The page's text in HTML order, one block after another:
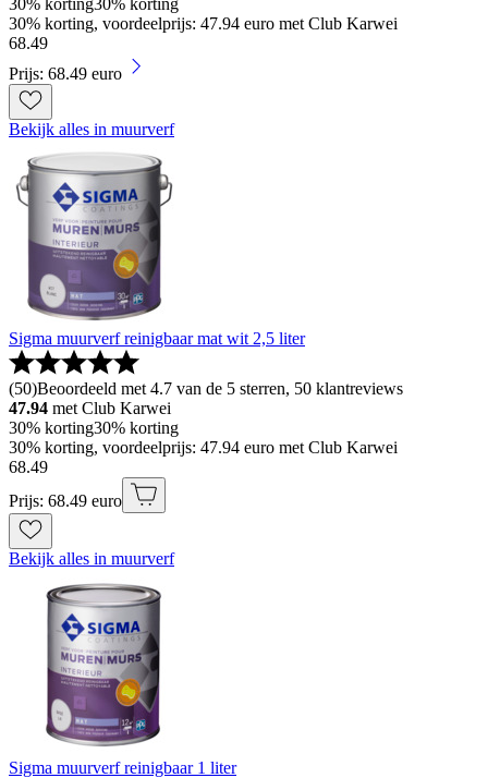
30% korting30% korting
30% korting, voordeelprijs: 47.94 euro met Club Karwei
68.49
Prijs: 68.49 euro
Bekijk alles in muurverf
Sigma muurverf reinigbaar mat wit 2,5 liter
(50)Beoordeeld met 4.7 van de 5 sterren, 50 klantreviews
47.94 met Club Karwei
30% korting30% korting
30% korting, voordeelprijs: 47.94 euro met Club Karwei
68.49
Prijs: 68.49 euro
Bekijk alles in muurverf
Sigma muurverf reinigbaar 1 liter